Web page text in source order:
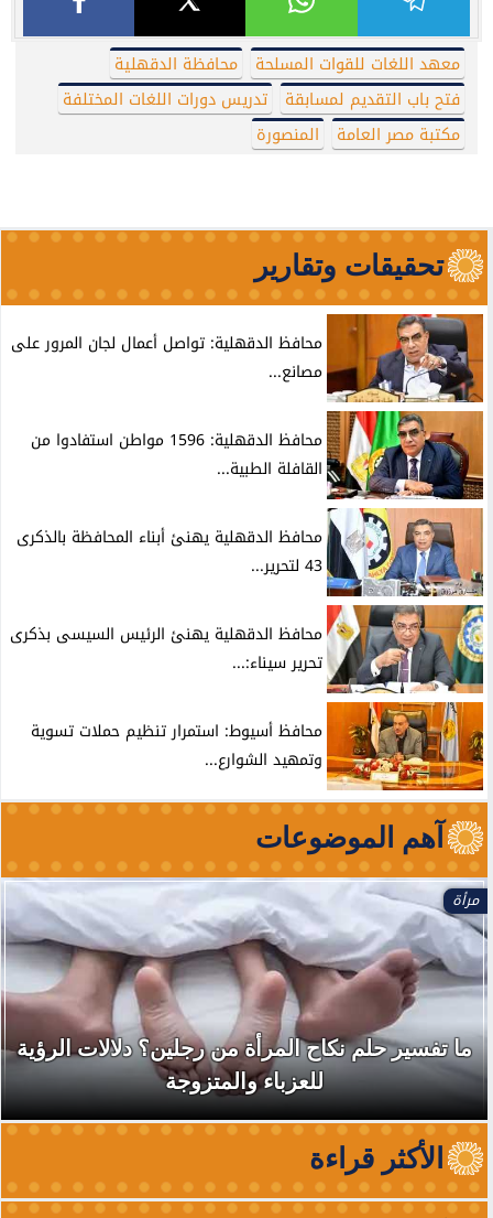
معهد اللغات للقوات المسلحة
محافظة الدقهلية
فتح باب التقديم لمسابقة
تدريس دورات اللغات المختلفة
مكتبة مصر العامة
المنصورة
تحقيقات وتقارير
محافظ الدقهلية: تواصل أعمال لجان المرور على
مصانع...
محافظ الدقهلية: 1596 مواطن استفادوا من
القافلة الطبية...
محافظ الدقهلية يهنئ أبناء المحافظة بالذكرى
43 لتحرير...
محافظ الدقهلية يهنئ الرئيس السيسى بذكرى
تحرير سيناء:...
محافظ أسيوط: استمرار تنظيم حملات تسوية
وتمهيد الشوارع...
آهم الموضوعات
مرأة
ما تفسير حلم نكاح المرأة من رجلين؟ دلالات الرؤية
للعزباء والمتزوجة
الأكثر قراءة